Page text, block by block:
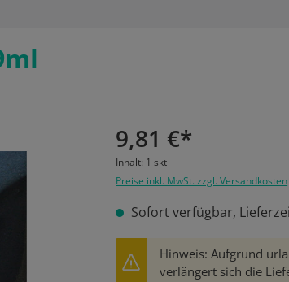
9,81 €*
Inhalt: 1 skt
Preise inkl. MwSt. zzgl. Versandkosten
Sofort verfügbar,
Hinweis: Aufgrund
verlängert sich die